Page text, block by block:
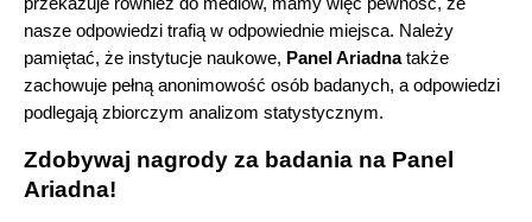
nasze odpowiedzi trafią w odpowiednie miejsca. Należy
pamiętać, że instytucje naukowe, Panel Ariadna także
zachowuje pełną anonimowość osób badanych, a odpowiedzi
podlegają zbiorczym analizom statystycznym.
Zdobywaj nagrody za badania na Panel
Ariadna!